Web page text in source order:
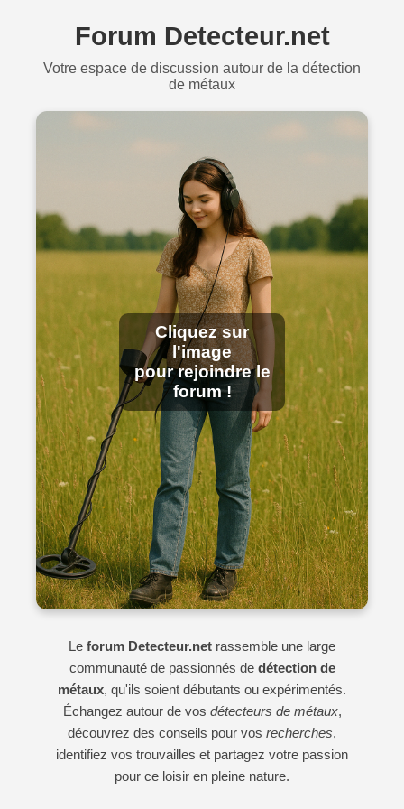
Forum Detecteur.net
Votre espace de discussion autour de la détection
de métaux
Cliquez sur
l'image
pour rejoindre le
forum !
Le forum Detecteur.net rassemble une large
communauté de passionnés de détection de
métaux, qu'ils soient débutants ou expérimentés.
Échangez autour de vos détecteurs de métaux,
découvrez des conseils pour vos recherches,
identifiez vos trouvailles et partagez votre passion
pour ce loisir en pleine nature.